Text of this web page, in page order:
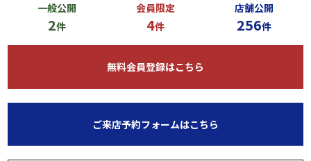
一般公開
2件
会員限定
4件
店舗公開
256件
無料会員登録はこちら
ご来店予約フォームはこちら